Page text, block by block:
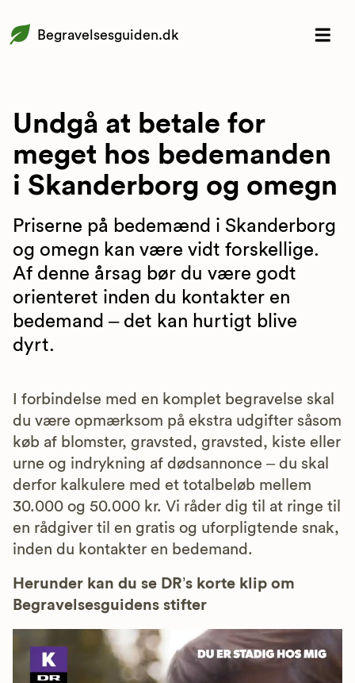
Begravelsesguiden.dk
Undgå at betale for
meget hos bedemanden
i Skanderborg og omegn
Priserne på bedemænd i Skanderborg
og omegn kan være vidt forskellige.
Af denne årsag bør du være godt
orienteret inden du kontakter en
bedemand – det kan hurtigt blive
dyrt.
I forbindelse med en komplet begravelse skal
du være opmærksom på ekstra udgifter såsom
køb af blomster, gravsted, gravsted, kiste eller
urne og indrykning af dødsannonce – du skal
derfor kalkulere med et totalbeløb mellem
30.000 og 50.000 kr. Vi råder dig til at ringe til
en rådgiver til en gratis og uforpligtende snak,
inden du kontakter en bedemand.
Herunder kan du se DR’s korte klip om
Begravelsesguidens stifter